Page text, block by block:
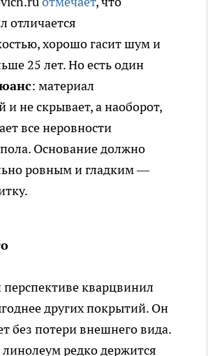
отличается
хорошо гасит шум и
25 лет. Но есть один
: материал
и не скрывает, а наоборот,
все неровности
Основание должно
ровным и гладким —
кварцвинил
других покрытий. Он
без потери внешнего вида.
редко держится